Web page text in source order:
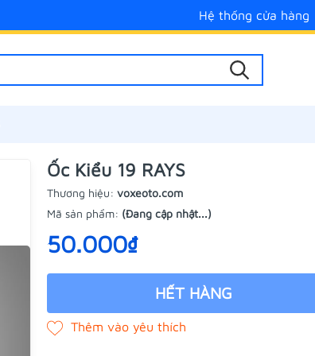
Hệ thống cửa hàng
Ốc Kiểu 19 RAYS
Thương hiệu: voxeoto.com
Mã sản phẩm: (Đang cập nhật...)
50.000₫
HẾT HÀNG